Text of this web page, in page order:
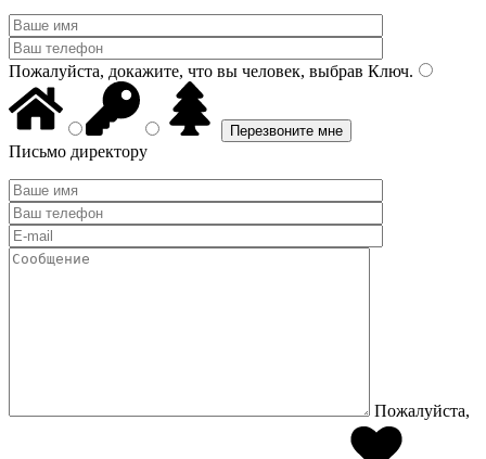
Пожалуйста, докажите, что вы человек, выбрав Ключ.
Письмо директору
Пожалуйста,